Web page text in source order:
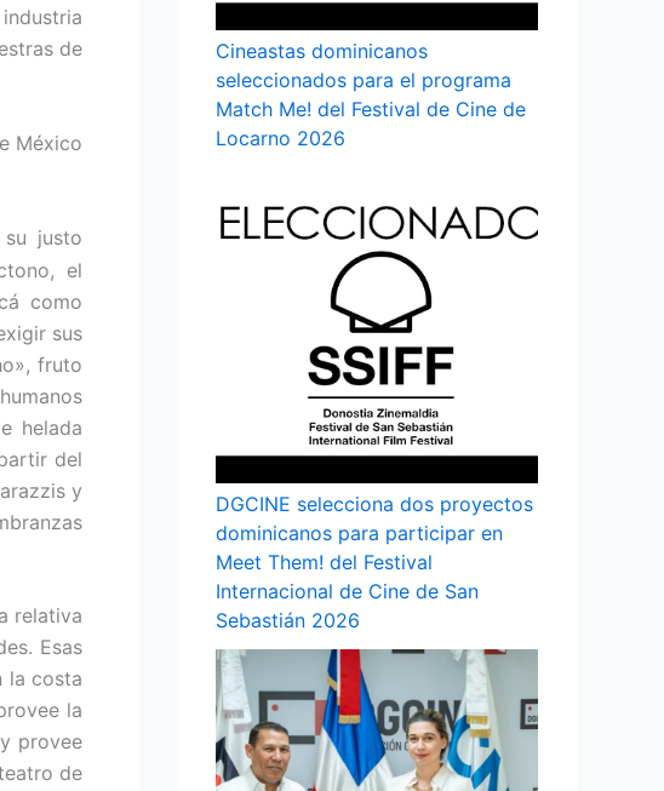
de
México
justo
el
como
sus
fruto
helada
del
y
relativa
Esas
la costa
la
provee
de
Cineastas dominicanos
seleccionados para el programa
Match Me! del Festival de Cine de
Locarno 2026
DGCINE selecciona dos proyectos
dominicanos para participar en
Meet Them! del Festival
Internacional de Cine de San
Sebastián 2026